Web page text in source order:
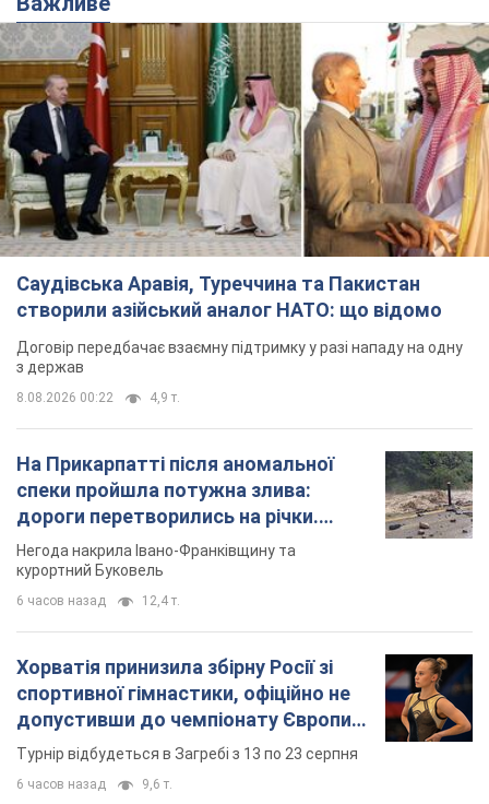
Саудівська Аравія, Туреччина та Пакистан
створили азійський аналог НАТО: що відомо
Договір передбачає взаємну підтримку у разі нападу на одну
з держав
8.08.2026 00:22 4,9 т.
На Прикарпатті після аномальної
спеки пройшла потужна злива:
дороги перетворились на річки.
Відео
Негода накрила Івано-Франківщину та
курортний Буковель
6 часов назад 12,4 т.
Хорватія принизила збірну Росії зі
спортивної гімнастики, офіційно не
допустивши до чемпіонату Європи
основних спортсменів
Турнір відбудеться в Загребі з 13 по 23 серпня
6 часов назад 9,6 т.